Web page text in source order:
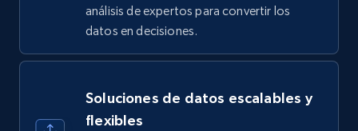
análisis de expertos para convertir los
datos en decisiones.
Soluciones de datos escalables y
flexibles